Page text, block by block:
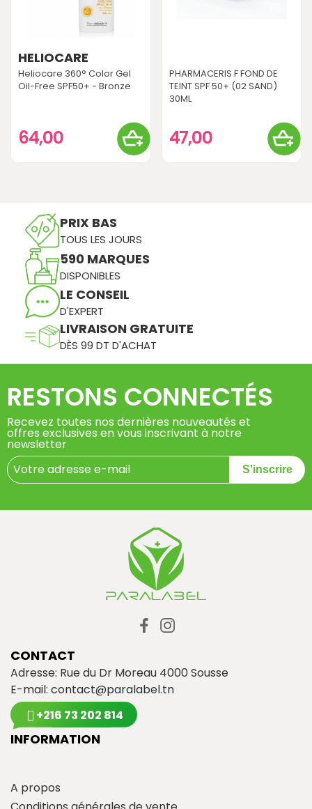
HELIOCARE
Heliocare 360° Color Gel
Oil-Free SPF50+ - Bronze
64,00
PHARMACERIS F FOND DE
TEINT SPF 50+ (02 SAND)
30ML
47,00
PRIX BAS
TOUS LES JOURS
590 MARQUES
DISPONIBLES
LE CONSEIL
D'EXPERT
LIVRAISON GRATUITE
DÈS 99 DT D'ACHAT
RESTONS CONNECTÉS
Recevez toutes nos dernières nouveautés et
offres exclusives en vous inscrivant à notre
newsletter
S'inscrire
CONTACT
Adresse: Rue du Dr Moreau 4000 Sousse
E-mail: contact@paralabel.tn
+216 73 202 814
INFORMATION
A propos